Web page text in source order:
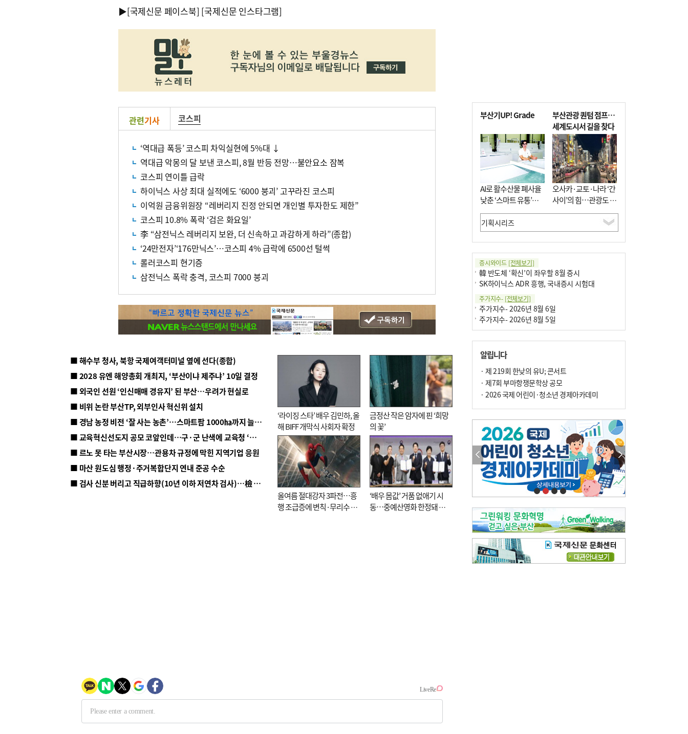
▶[국제신문 페이스북] [국제신문 인스타그램]
관련기사 코스피
‘역대급 폭등’ 코스피 차익실현에 5%대 ↓
역대급 악몽의 달 보낸 코스피, 8월 반등 전망…불안요소 잠복
코스피 연이틀 급락
하이닉스 사상 최대 실적에도 ‘6000 붕괴’ 고꾸라진 코스피
이억원 금융위원장 “레버리지 진정 안되면 개인별 투자한도 제한”
코스피 10.8% 폭락 ‘검은 화요일’
李 “삼전닉스 레버리지 보완, 더 신속하고 과감하게 하라”(종합)
‘24만전자’‘176만닉스’…코스피 4% 급락에 6500선 털썩
롤러코스피 현기증
삼전닉스 폭락 충격, 코스피 7000 붕괴
■ 해수부 청사, 북항 국제여객터미널 옆에 선다(종합)
■ 2028 유엔 해양총회 개최지, ‘부산이냐 제주냐’ 10일 결정
■ 외국인 선원 ‘인신매매 경유지’ 된 부산…우려가 현실로
■ 비위 논란 부산TP, 외부인사 혁신위 설치
■ 경남 농정 비전 ‘잘 사는 농촌’…스마트팜 1000㏊까지 늘린다
■ 교육혁신선도지 공모 코앞인데…구·군 난색에 교육청 ‘쩔쩔’
■ 르노 못 타는 부산시장…관용차 규정에 막힌 지역기업 응원
■ 마산 원도심 행정·주거복합단지 연내 준공 수순
■ 검사 신분 버리고 직급하향(10년 이하 저연차 검사)…檢 중수청행 기피
‘라이징 스타’ 배우 김민하, 올
해 BIFF 개막식 사회자 확정
금정산 작은 암자에 핀 ‘희망
의 꽃’
올여름 절대강자 3파전…흥
행 조급증에 변칙·무리수 마
‘배우 몸값’ 거품 없애기 시
동…중예산영화 한정돼 실
부산기UP! Grade
AI로 활수산물 폐사율
낮춘 ‘스마트 유통’…
사막·산악지대 수출
도전
부산관광 퀀텀 점프…
세계도시서 길을 찾다
오사카·교토·나라 ‘간
사이’의 힘…관광도 뭉
쳐야 흥한다
증시와이드 [전체보기]
韓 반도체 ‘확신’이 좌우할 8월 증시
SK하이닉스 ADR 흥행, 국내증시 시험대
주가지수- [전체보기]
주가지수- 2026년 8월 6일
주가지수- 2026년 8월 5일
알립니다
· 제 219회 한낮의 유U; 콘서트
· 제7회 부마항쟁문학상 공모
· 2026 국제 어린이·청소년 경제아카데미